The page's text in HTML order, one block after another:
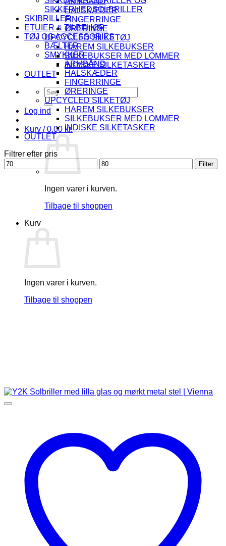
HALSKÆDER
FINGERRINGE
ØRERINGE
UPCYCLED SILKETØJ
HAREM SILKEBUKSER
SILKEBUKSER MED LOMMER
INDISKE SILKETASKER
OUTLET
Søg
efter:
Log ind
Kurv /0.00 kr.
Ingen varer i kurven.
Tilbage til shoppen
Kurv
Ingen varer i kurven.
Tilbage til shoppen
SIKKERHEDSOLBRILLER
SKIBRILLER
ETUIER & TILBEHØR
TØJ OG ACCESSORIES
BÆLTER
SMYKKER
ARMBÅND
HALSKÆDER
FINGERRINGE
ØRERINGE
UPCYCLED SILKETØJ
HAREM SILKEBUKSER
SILKEBUKSER MED LOMMER
INDISKE SILKETASKER
OUTLET
Filtrer efter pris
Mindste
pris
Højeste
pris
Filter